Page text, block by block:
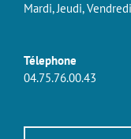
Mardi, Jeudi,
Télephone
04.75.76.00.43